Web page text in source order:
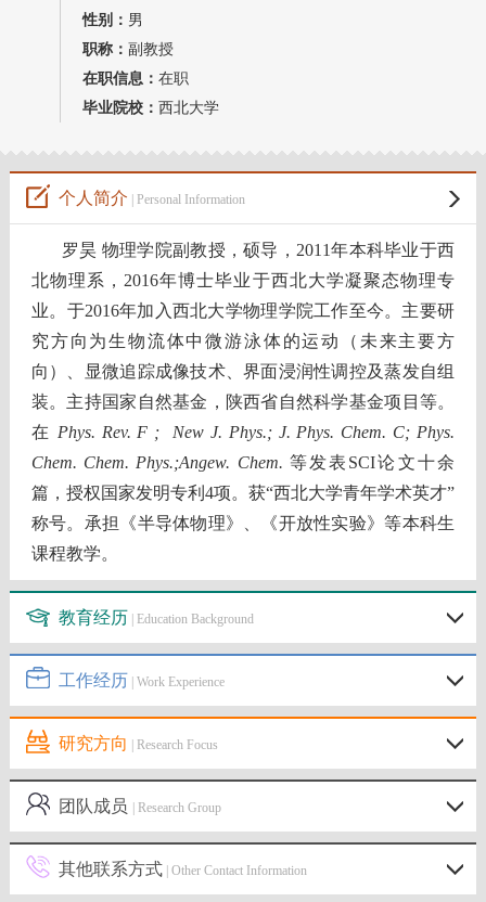
性别： 男
职称： 副教授
在职信息： 在职
毕业院校： 西北大学
个人简介 | Personal Information
罗昊 物理学院副教授 ，硕导，2011年本科毕业于西
北物理系，2016年博士毕业于西北大学凝聚态物理专
业。于2016年加入西北大学物理学院工作至今。主要研
究方向为生物流体中微游泳体的运动（未来主要方
向）、显微追踪成像技术、界面浸润性调控及蒸发自组
装。主持国家自然基金，陕西省自然科学基金项目等。
在 Phys. Rev. F ; New J. Phys.; J. Phys. Chem. C; Phys.
Chem. Chem. Phys.;Angew. Chem. 等发表SCI论文十余
篇，授权国家发明专利4项。获“西北大学青年学术英才”
称号。承担《半导体物理》、《开放性实验》等本科生
课程教学。
教育经历 | Education Background
工作经历 | Work Experience
研究方向 | Research Focus
团队成员 | Research Group
其他联系方式| Other Contact Information